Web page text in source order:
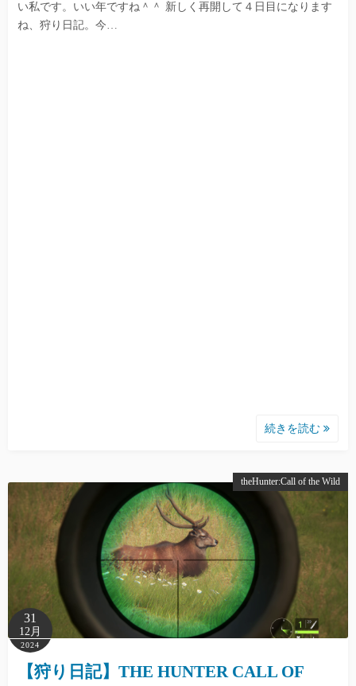
い私です。いい年ですね＾＾ 新しく再開して４日目になります
ね、狩り日記。今…
続きを読む
theHunter:Call of the Wild
31
12月
2024
【狩り日記】THE HUNTER CALL OF